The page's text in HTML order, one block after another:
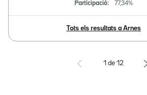
Participació: 77,34%
Tots els resultats a Arnes
1 de 12